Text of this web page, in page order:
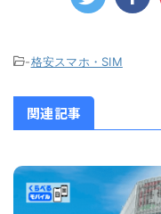
-格安スマホ・SIM
関連記事